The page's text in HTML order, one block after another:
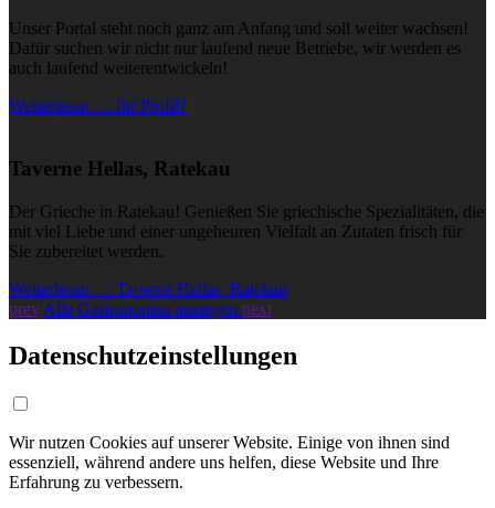
Unser Portal steht noch ganz am Anfang und soll weiter wachsen!
Dafür suchen wir nicht nur laufend neue Betriebe, wir werden es
auch laufend weiterentwickeln!
Weiterlesen … Ihr Profil?
Taverne Hellas, Ratekau
Der Grieche in Ratekau! Genießen Sie griechische Spezialitäten, die
mit viel Liebe und einer ungeheuren Vielfalt an Zutaten frisch für
Sie zubereitet werden.
Weiterlesen … Taverne Hellas, Ratekau
prev Alle Gastronomen anzeigen next
Datenschutzeinstellungen
Wir nutzen Cookies auf unserer Website. Einige von ihnen sind
essenziell, während andere uns helfen, diese Website und Ihre
Erfahrung zu verbessern.